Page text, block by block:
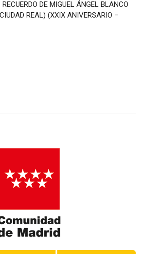
DE MIGUEL ÁNGEL BLANCO
REAL) (XXIX ANIVERSARIO –